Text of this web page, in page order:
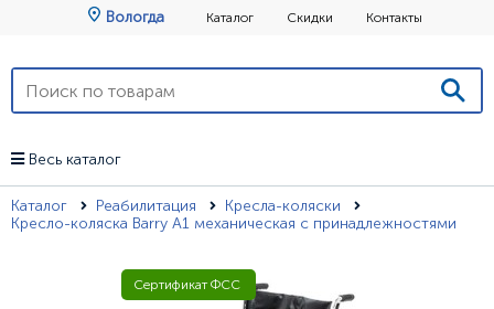
Вологда Каталог Скидки Контакты
Весь каталог
Каталог Реабилитация
Кресла-коляски
Кресло-коляска Barry А1 механическая с принадлежностями
Сертификат ФСС